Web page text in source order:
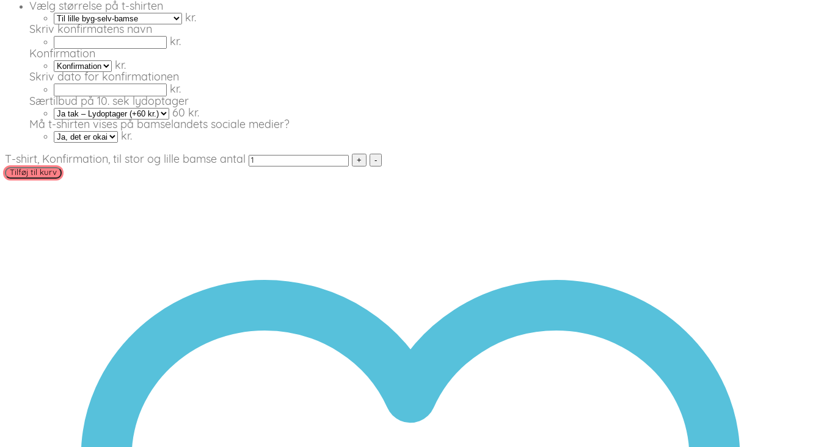
Vælg størrelse på t-shirten
kr.
Skriv konfirmatens navn
kr.
Konfirmation
kr.
Skriv dato for konfirmationen
kr.
Særtilbud på 10. sek lydoptager
60 kr.
Må t-shirten vises på bamselandets sociale medier?
kr.
T-shirt, Konfirmation, til stor og lille bamse antal
Tilføj til kurv